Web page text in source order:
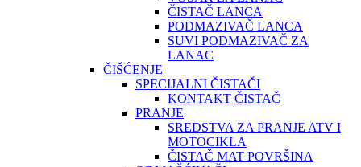
ČISTAČ LANCA
PODMAZIVAČ LANCA
SUVI PODMAZIVAČ ZA
LANAC
ČIŠĆENJE
SPECIJALNI ČISTAČI
KONTAKT ČISTAČ
PRANJE
SREDSTVA ZA PRANJE ATV I
MOTOCIKLA
ČISTAČ MAT POVRŠINA